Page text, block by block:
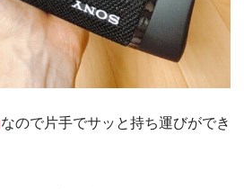
なので片手でサッと持ち運びができ